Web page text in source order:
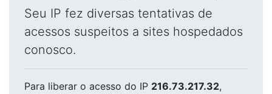
Seu IP fez diversas tentativas de
acessos suspeitos a sites hospedados
conosco.
Para liberar o acesso do IP 216.73.217.32,